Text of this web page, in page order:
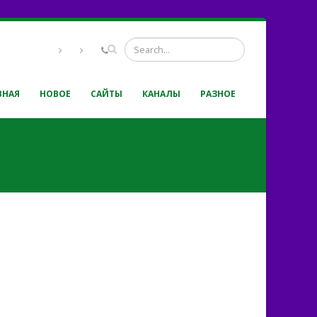
НОВОЕ САЙТЫ КАНАЛЫ РАЗНОЕ